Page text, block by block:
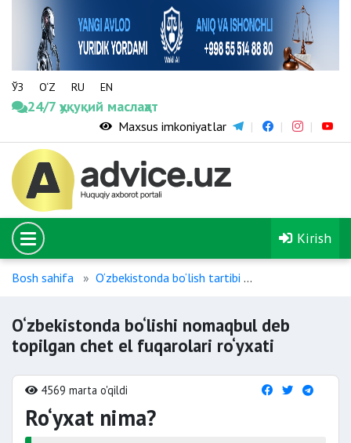
ЎЗ O‘Z RU EN
24/7 ҳуқуқий маслаҳат
Maxsus imkoniyatlar
Kirish
Bosh sahifa O‘zbekistonda bo‘lish tartibi
O‘zbekistonda bo‘lishi nomaqbul deb
topilgan chet el fuqarolari ro‘yxati
4569 marta o'qildi
Ro‘yxat nima?